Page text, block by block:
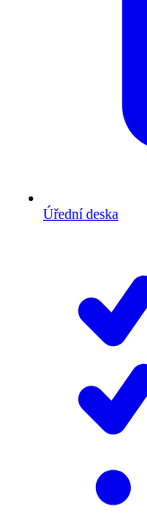
Úřední deska